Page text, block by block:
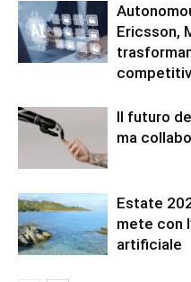
Ericsson,
Il futuro
ma
Estate
mete con
artificiale